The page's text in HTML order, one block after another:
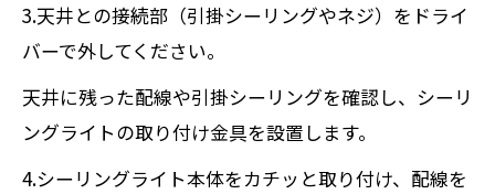
3.天井との接続部（引掛シーリングやネジ）をドライ
バーで外してください。
天井に残った配線や引掛シーリングを確認し、シーリ
ングライトの取り付け金具を設置します。
4.シーリングライト本体をカチッと取り付け、配線を